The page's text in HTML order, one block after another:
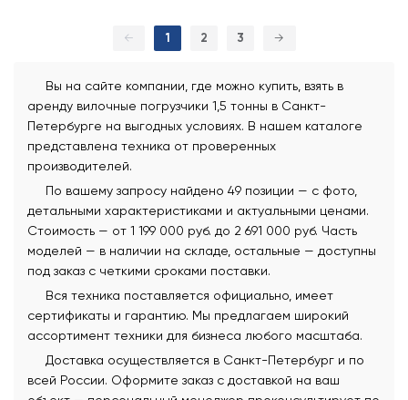
← 1 2 3 →
Вы на сайте компании, где можно купить, взять в
аренду вилочные погрузчики 1,5 тонны в Санкт-
Петербурге на выгодных условиях. В нашем каталоге
представлена техника от проверенных
производителей.
По вашему запросу найдено 49 позиции — с фото,
детальными характеристиками и актуальными ценами.
Стоимость — от 1 199 000 руб. до 2 691 000 руб. Часть
моделей — в наличии на складе, остальные — доступны
под заказ с четкими сроками поставки.
Вся техника поставляется официально, имеет
сертификаты и гарантию. Мы предлагаем широкий
ассортимент техники для бизнеса любого масштаба.
Доставка осуществляется в Санкт-Петербург и по
всей России. Оформите заказ с доставкой на ваш